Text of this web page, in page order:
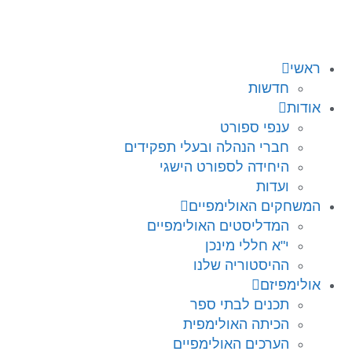
ראשי
חדשות
אודות
ענפי ספורט
חברי הנהלה ובעלי תפקידים
היחידה לספורט הישגי
ועדות
המשחקים האולימפיים
המדליסטים האולימפיים
י"א חללי מינכן
ההיסטוריה שלנו
אולימפיזם
תכנים לבתי ספר
הכיתה האולימפית
הערכים האולימפיים